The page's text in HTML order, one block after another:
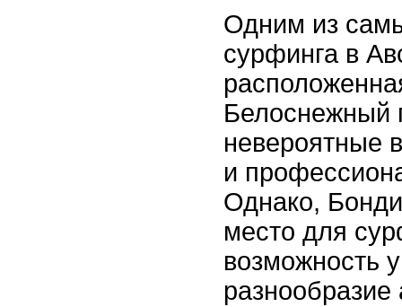
Одним из
сурфинга в
Белоснежный
невероятные
и
Однако,
место для
возможность